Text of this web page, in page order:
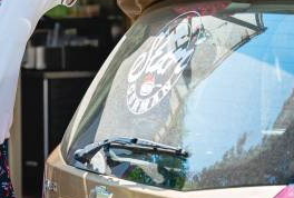
Prijavi se na cajtng